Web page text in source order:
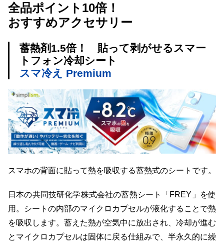
全品ポイント10倍！
おすすめアクセサリー
蓄熱剤1.5倍！ 貼って剥がせるスマー
トフォン冷却シート
スマ冷え Premium
スマホの背面に貼って熱を吸収する蓄熱式のシートです。
日本の共同技研化学株式会社の蓄熱シート「FREY」を使
用。シートの内部のマイクロカプセルが液化することで熱
を吸収します。蓄えた熱が空気中に放出され、冷却が進む
とマイクロカプセルは固体に戻る仕組みで、半永久的に繰